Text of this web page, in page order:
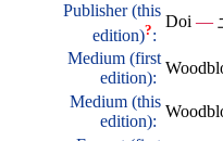
Publisher (this
edition)?:
Doi —
Medium (first
edition):
Medium (this
edition):